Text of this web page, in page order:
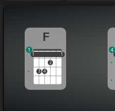
F
1
3 4
2
1
1 1
1 4